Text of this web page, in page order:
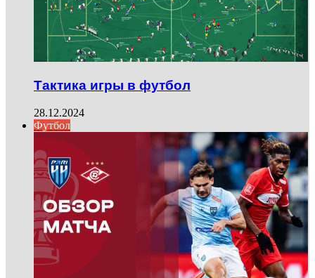
Тактика игры в футбол
28.12.2024
Футбол